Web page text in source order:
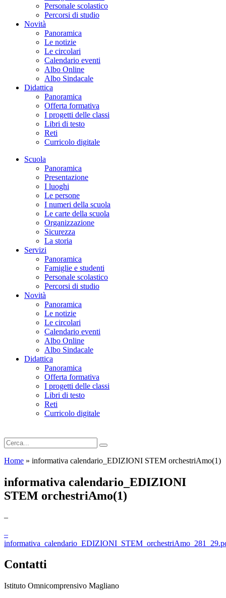
Personale scolastico
Percorsi di studio
Novità
Panoramica
Le notizie
Le circolari
Calendario eventi
Albo Online
Albo Sindacale
Didattica
Panoramica
Offerta formativa
I progetti delle classi
Libri di testo
Reti
Curricolo digitale
Scuola
Panoramica
Presentazione
I luoghi
Le persone
I numeri della scuola
Le carte della scuola
Organizzazione
Sicurezza
La storia
Servizi
Panoramica
Famiglie e studenti
Personale scolastico
Percorsi di studio
Novità
Panoramica
Le notizie
Le circolari
Calendario eventi
Albo Online
Albo Sindacale
Didattica
Panoramica
Offerta formativa
I progetti delle classi
Libri di testo
Reti
Curricolo digitale
Home » informativa calendario_EDIZIONI STEM orchestriAmo(1)
informativa calendario_EDIZIONI
STEM orchestriAmo(1)
–
–
Contatti
Istituto Omnicomprensivo Magliano